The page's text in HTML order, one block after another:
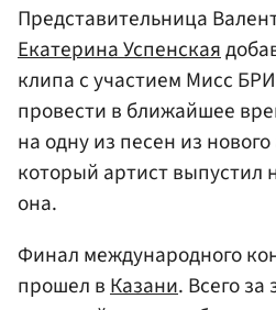
Представительница
Екатерина Успенская
клипа с участием Мисс
провести в ближайшее
на одну из песен из
который артист выпустил
она.
Финал международного
прошел вКазани. Всего